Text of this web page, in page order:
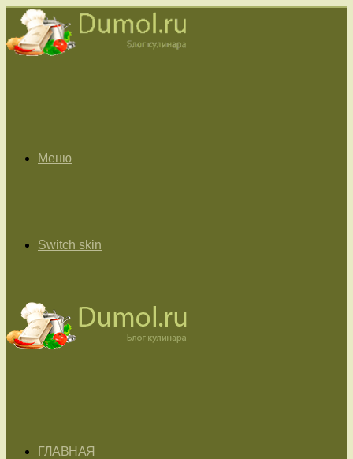
Меню
Switch skin
ГЛАВНАЯ